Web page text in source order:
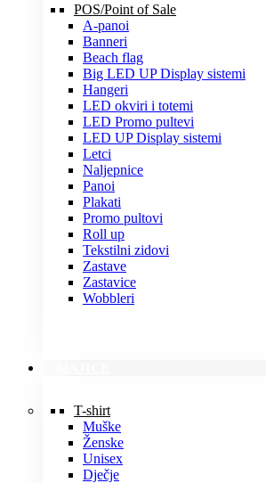
POS/Point of Sale
A-panoi
Banneri
Beach flag
Big LED UP Display sistemi
Hangeri
LED okviri i totemi
LED Promo pultevi
LED UP Display sistemi
Letci
Naljepnice
Panoi
Plakati
Promo pultovi
Roll up
Tekstilni zidovi
Zastave
Zastavice
Wobbleri
T-shirt
Muške
Ženske
Unisex
Dječje